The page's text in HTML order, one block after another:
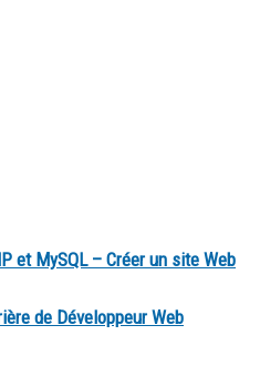
et MySQL – Créer un site Web
de Développeur Web